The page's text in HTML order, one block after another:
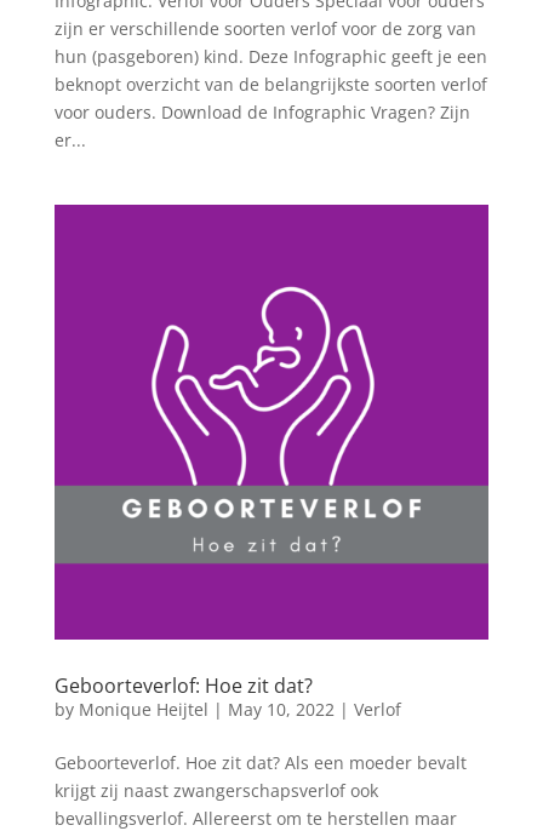
zijn er verschillende soorten verlof voor de zorg van
hun (pasgeboren) kind. Deze Infographic geeft je een
beknopt overzicht van de belangrijkste soorten verlof
voor ouders. Download de Infographic Vragen? Zijn
er...
Geboorteverlof: Hoe zit dat?
by Monique Heijtel | May 10, 2022 | Verlof
Geboorteverlof. Hoe zit dat? Als een moeder bevalt
krijgt zij naast zwangerschapsverlof ook
bevallingsverlof. Allereerst om te herstellen maar